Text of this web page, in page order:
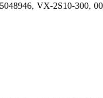
VX-2S10-300,